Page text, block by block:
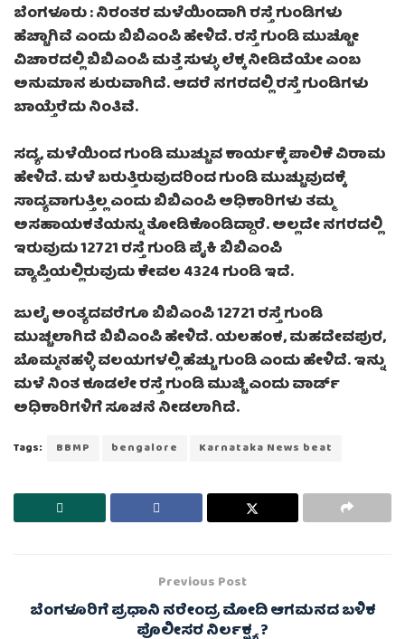
ಬೆಂಗಳೂರು : ನಿರಂತರ ಮಳೆಯಿಂದಾಗಿ ರಸ್ತೆ ಗುಂಡಿಗಳು
ಹೆಚ್ಚಾಗಿವೆ ಎಂದು ಬಿಬಿಎಂಪಿ ಹೇಳಿದೆ. ರಸ್ತೆ ಗುಂಡಿ ಮುಚ್ಚೋ
ವಿಚಾರದಲ್ಲಿ ಬಿಬಿಎಂಪಿ ಮತ್ತೆ ಸುಳ್ಳು ಲೆಕ್ಕ ನೀಡಿದೆಯೇ ಎಂಬ
ಅನುಮಾನ ಶುರುವಾಗಿದೆ. ಆದರೆ ನಗರದಲ್ಲಿ ರಸ್ತೆ ಗುಂಡಿಗಳು
ಬಾಯ್ತೆರೆದು ನಿಂತಿವೆ.
ಸದ್ಯ, ಮಳೆಯಿಂದ ಗುಂಡಿ ಮುಚ್ಚುವ ಕಾರ್ಯಕ್ಕೆ ಪಾಲಿಕೆ ವಿರಾಮ
ಹೇಳಿದೆ. ಮಳೆ ಬರುತ್ತಿರುವುದರಿಂದ ಗುಂಡಿ ಮುಚ್ಚುವುದಕ್ಕೆ
ಸಾದ್ಯವಾಗುತ್ತಿಲ್ಲ ಎಂದು ಬಿಬಿಎಂಪಿ ಅಧಿಕಾರಿಗಳು ತಮ್ಮ
ಅಸಹಾಯಕತೆಯನ್ನು ತೋಡಿಕೊಂಡಿದ್ದಾರೆ. ಅಲ್ಲದೇ ನಗರದಲ್ಲಿ
ಇರುವುದು 12721 ರಸ್ತೆ ಗುಂಡಿ ಪೈಕಿ ಬಿಬಿಎಂಪಿ
ವ್ಯಾಪ್ತಿಯಲ್ಲಿರುವುದು ಕೇವಲ 4324 ಗುಂಡಿ ಇದೆ.
ಜುಲೈ ಅಂತ್ಯದವರೆಗೂ ಬಿಬಿಎಂಪಿ 12721 ರಸ್ತೆ ಗುಂಡಿ
ಮುಚ್ಚಲಾಗಿದೆ ಬಿಬಿಎಂಪಿ ಹೇಳಿದೆ. ಯಲಹಂಕ, ಮಹದೇವಪುರ,
ಬೊಮ್ಮನಹಳ್ಳಿ ವಲಯಗಳಲ್ಲಿ ಹೆಚ್ಚು ಗುಂಡಿ ಎಂದು ಹೇಳಿದೆ. ಇನ್ನು
ಮಳೆ ನಿಂತ ಕೂಡಲೇ ರಸ್ತೆ ಗುಂಡಿ ಮುಚ್ಚಿ ಎಂದು ವಾರ್ಡ್‌
ಅಧಿಕಾರಿಗಳಿಗೆ ಸೂಚನೆ ನೀಡಲಾಗಿದೆ.
Tags: BBMP bengalore Karnataka News beat
Previous Post
ಬೆಂಗಳೂರಿಗೆ ಪ್ರಧಾನಿ ನರೇಂದ್ರ ಮೋದಿ ಆಗಮನದ ಬಳಿಕ
ಪೊಲೀಸರ ನಿರ್ಲಕ್ಷ್ಯ ?